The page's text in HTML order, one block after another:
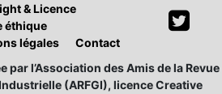
& Licence
éthique
légales
Contact
par l’Association des Amis de la Revue
(ARFGI), licence Creative